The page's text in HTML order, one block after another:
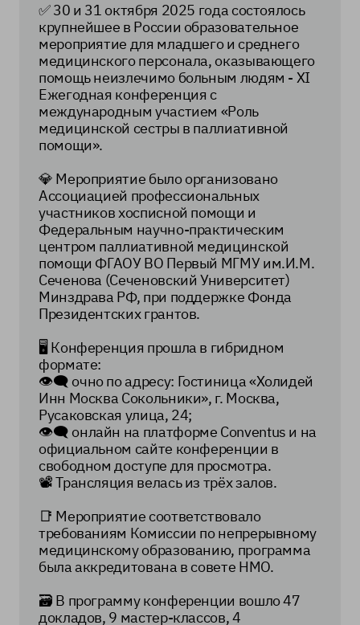
✅ 30 и 31 октября 2025 года состоялось
крупнейшее в России образовательное
мероприятие для младшего и среднего
медицинского персонала, оказывающего
помощь неизлечимо больным людям - XI
Ежегодная конференция с
международным участием «Роль
медицинской сестры в паллиативной
помощи».
💎 Мероприятие было организовано
Ассоциацией профессиональных
участников хосписной помощи и
Федеральным научно-практическим
центром паллиативной медицинской
помощи ФГАОУ ВО Первый МГМУ им.И.М.
Сеченова (Сеченовский Университет)
Минздрава РФ, при поддержке Фонда
Президентских грантов.
🖥 Конференция прошла в гибридном
формате:
👁‍🗨 очно по адресу: Гостиница «Холидей
Инн Москва Сокольники», г. Москва,
Русаковская улица, 24;
👁‍🗨 онлайн на платформе Conventus и на
официальном сайте конференции в
свободном доступе для просмотра.
📽 Трансляция велась из трёх залов.
📑 Мероприятие соответствовало
требованиям Комиссии по непрерывному
медицинскому образованию, программа
была аккредитована в совете НМО.
🗃 В программу конференции вошло 47
докладов, 9 мастер-классов, 4